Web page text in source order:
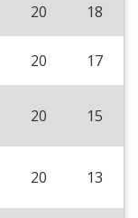
20 18
20 17
20 15
20 13